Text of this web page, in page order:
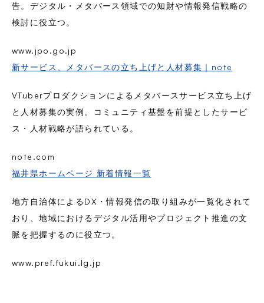
告。デジタル・メタバース領域での知財や情報発信戦略の
検討に役立つ。
www.jpo.go.jp
新サービス、メタバースの立ち上げと人材募集｜note
VTuberプロダクションによるメタバースサービス立ち上げ
と人材募集の実例。コミュニティ基盤を前提としたサービ
ス・人材戦略が語られている。
note.com
福井県ホームページ 新着情報一覧
地方自治体によるDX・情報発信の取り組みが一覧化されて
おり、地域におけるデジタル活用やプロジェクト推進の文
脈を把握するのに役立つ。
www.pref.fukui.lg.jp